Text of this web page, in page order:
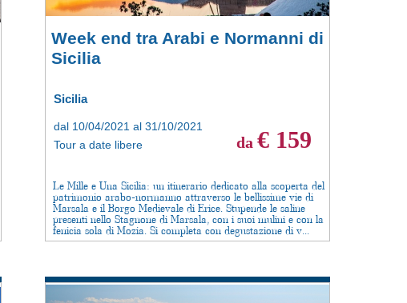
dal 10/04/2021 al 31/10/2021
Week end tra Arabi e Normanni di
Sicilia
Sicilia
Tour a date libere
Le Mille e Una Sicilia: un itinerario dedicato alla scoperta del
patrimonio arabo-normanno attraverso le bellissime vie di
Marsala e il Borgo Medievale di Erice. Stupende le saline
presenti nello Stagnone di Marsala, con i suoi mulini e con la
fenicia sola di Mozia. Si completa con degustazione di v...
da € 159